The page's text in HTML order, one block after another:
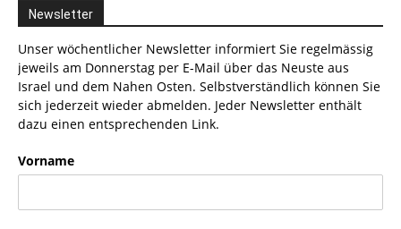
Newsletter
Unser wöchentlicher Newsletter informiert Sie regelmässig
jeweils am Donnerstag per E-Mail über das Neuste aus
Israel und dem Nahen Osten. Selbstverständlich können Sie
sich jederzeit wieder abmelden. Jeder Newsletter enthält
dazu einen entsprechenden Link.
Vorname